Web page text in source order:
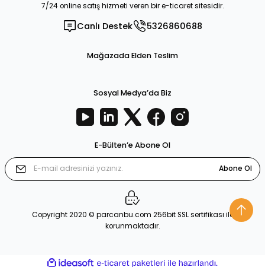
7/24 online satış hizmeti veren bir e-ticaret sitesidir.
Canlı Destek 5326860688
Mağazada Elden Teslim
Sosyal Medya’da Biz
E-Bülten’e Abone Ol
Abone Ol
Copyright 2020 © parcanbu.com 256bit SSL sertifikası ile
korunmaktadır.
ideasoft e-